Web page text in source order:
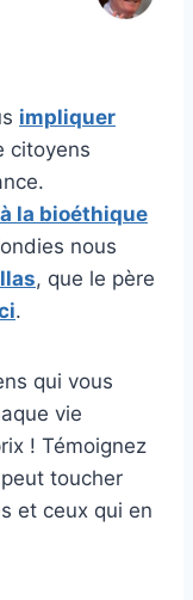
impliquer
citoyens
la bioéthique
nous
, que le père
.
qui vous
vie
! Témoignez
toucher
et ceux qui en